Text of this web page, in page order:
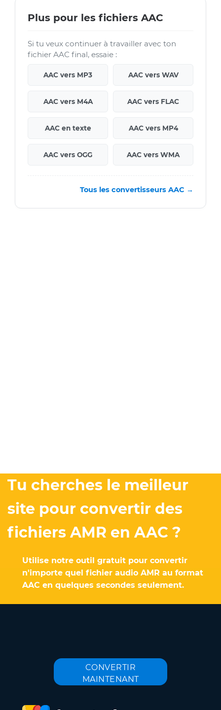
Plus pour les fichiers AAC
Si tu veux continuer à travailler avec ton
fichier AAC final, essaie :
AAC vers MP3 AAC vers WAV
AAC vers M4A AAC vers FLAC
AAC en texte AAC vers MP4
AAC vers OGG AAC vers WMA
Tous les convertisseurs AAC →
Tu cherches le meilleur
site pour convertir des
fichiers AMR en AAC ?
Utilise notre outil gratuit pour convertir
n'importe quel fichier audio AMR au format
AAC en quelques secondes seulement.
CONVERTIR
MAINTENANT